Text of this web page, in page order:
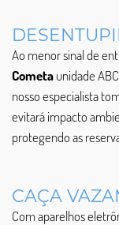
Ao menor sinal de
Cometaunidade
nosso especialista
evitará impacto
protegendo as
CAÇA
Com aparelhos